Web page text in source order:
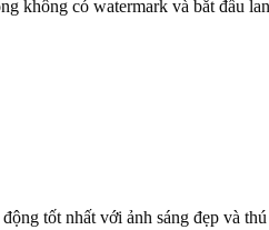
không có watermark và bắt đầu
tốt nhất với ảnh sáng đẹp và